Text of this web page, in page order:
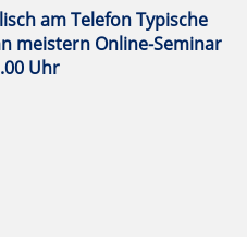
am Telefon Typische
meistern Online-Seminar
Uhr